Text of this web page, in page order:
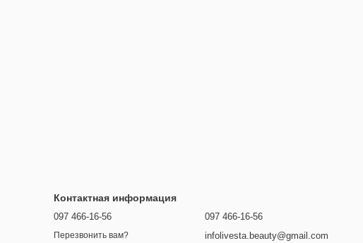
Контактная информация
097 466-16-56
Перезвонить вам?
097 466-16-56
infolivesta.beauty@gmail.com